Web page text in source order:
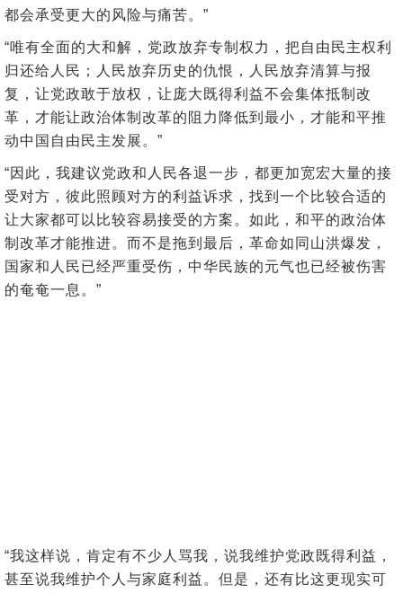
都会承受更大的风险与痛苦。”
“唯有全面的大和解，党政放弃专制权力，把自由民主权利
归还给人民；人民放弃历史的仇恨，人民放弃清算与报
复，让党政敢于放权，让庞大既得利益不会集体抵制改
革，才能让政治体制改革的阻力降低到最小，才能和平推
动中国自由民主发展。”
“因此，我建议党政和人民各退一步，都更加宽宏大量的接
受对方，彼此照顾对方的利益诉求，找到一个比较合适的
让大家都可以比较容易接受的方案。如此，和平的政治体
制改革才能推进。而不是拖到最后，革命如同山洪爆发，
国家和人民已经严重受伤，中华民族的元气也已经被伤害
的奄奄一息。”
“我这样说，肯定有不少人骂我，说我维护党政既得利益，
甚至说我维护个人与家庭利益。但是，还有比这更现实可